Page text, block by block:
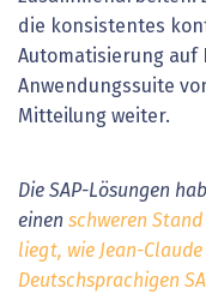
die konsistentes
Automatisierung auf
Anwendungssuite
Mitteilung weiter.
Die SAP-Lösungen
einen schweren
liegt, wie Jean-
Deutschsprachigen